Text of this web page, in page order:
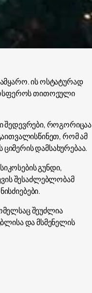
ის ოსტატურად
თითოეული
შედევრები, როგორიცაა
რომ ამ
დამსახურებაა.
გუნდი,
შესაძლებლობამ
შეუძლია
და მსმენელის